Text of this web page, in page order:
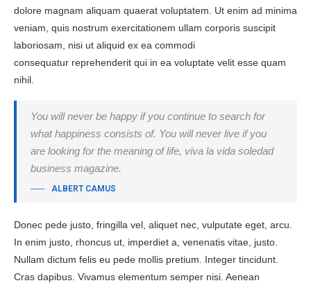
dolore magnam aliquam quaerat voluptatem. Ut enim ad minima
veniam, quis nostrum exercitationem ullam corporis suscipit
laboriosam, nisi ut aliquid ex ea commodi
consequatur reprehenderit qui in ea voluptate velit esse quam
nihil.
You will never be happy if you continue to search for
what happiness consists of. You will never live if you
are looking for the meaning of life, viva la vida soledad
business magazine.
ALBERT CAMUS
Donec pede justo, fringilla vel, aliquet nec, vulputate eget, arcu.
In enim justo, rhoncus ut, imperdiet a, venenatis vitae, justo.
Nullam dictum felis eu pede mollis pretium. Integer tincidunt.
Cras dapibus. Vivamus elementum semper nisi. Aenean